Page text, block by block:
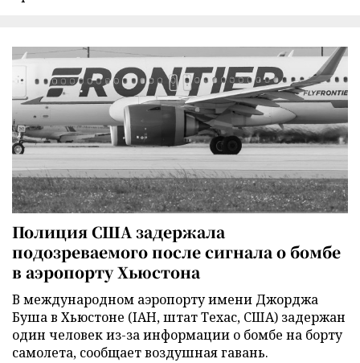
Полиция США задержала
подозреваемого после сигнала о бомбе
в аэропорту Хьюстона
В международном аэропорту имени Джорджа
Буша в Хьюстоне (IAH, штат Техас, США) задержан
один человек из-за информации о бомбе на борту
самолета, сообщает воздушная гавань.